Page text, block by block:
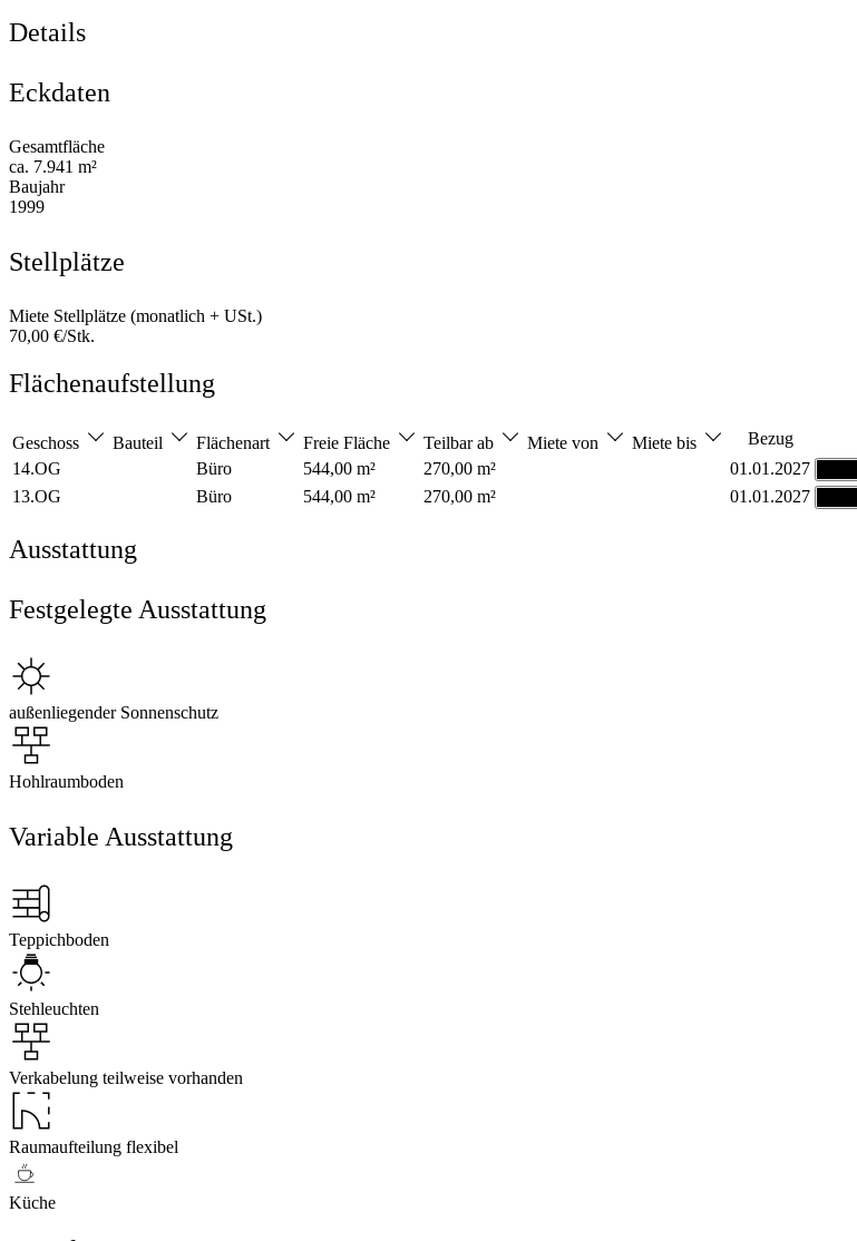
Details
Eckdaten
Gesamtfläche
ca. 7.941 m²
Baujahr
1999
Stellplätze
Miete Stellplätze (monatlich + USt.)
70,00 €/Stk.
Flächenaufstellung
Geschoss Bauteil Flächenart Freie Fläche Teilbar ab Miete von Miete bis
Bezug
14.OG
Büro 544,00 m² 270,00 m² 01.01.2027
13.OG Büro 544,00 m² 270,00 m² 01.01.2027
Ausstattung
Festgelegte Ausstattung
außenliegender Sonnenschutz
Hohlraumboden
Variable Ausstattung
Teppichboden
Stehleuchten
Verkabelung teilweise vorhanden
Raumaufteilung flexibel
Küche